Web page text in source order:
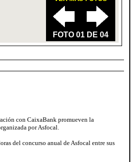
con CaixaBank promueven la
por Asfocal.
del concurso anual de Asfocal entre sus